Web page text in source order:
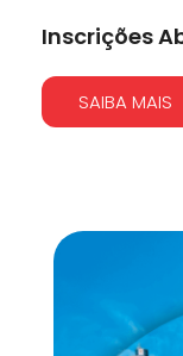
Inscrições
SAIBA MAIS